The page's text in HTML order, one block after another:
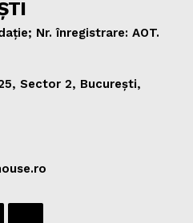
Nr. înregistrare: AOT.
Sector 2, București,